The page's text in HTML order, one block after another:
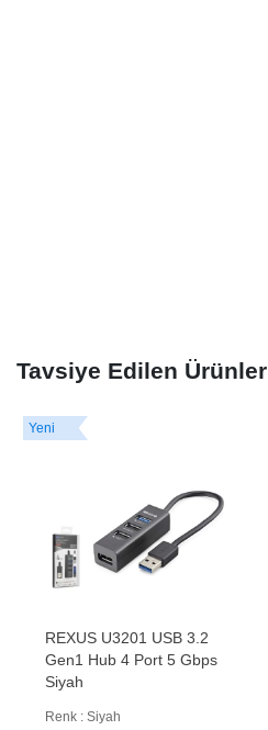
Tavsiye Edilen Ürünler
Yeni
REXUS U3201 USB 3.2
Gen1 Hub 4 Port 5 Gbps
Siyah
Renk : Siyah